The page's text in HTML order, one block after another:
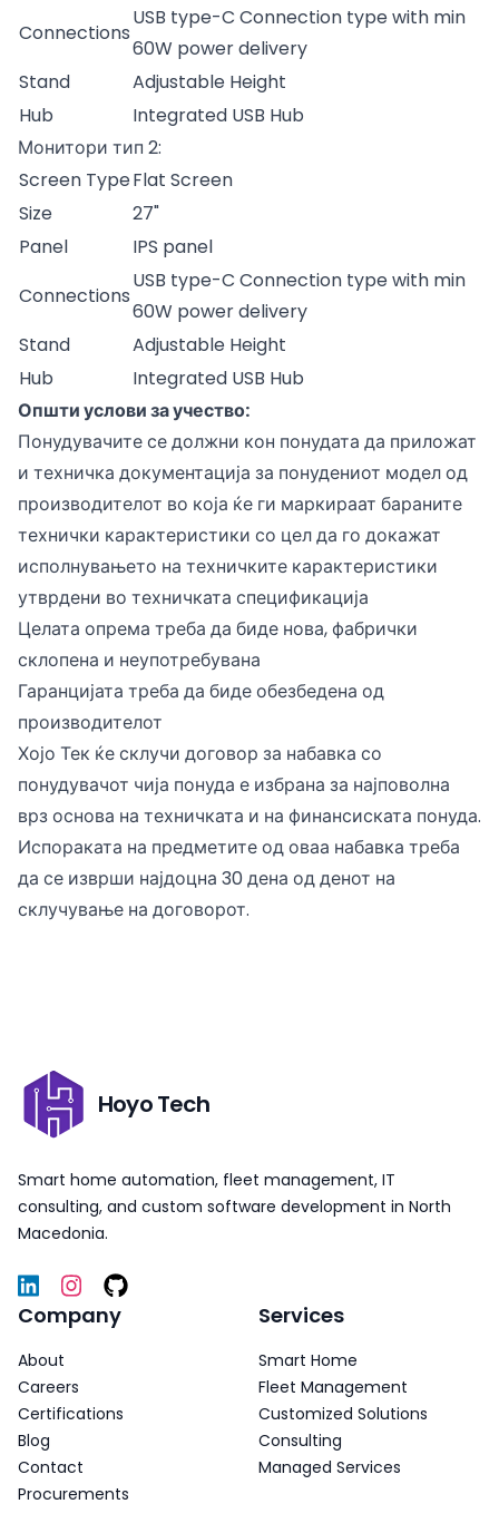
Connections
USB type-C Connection type with min
60W power delivery
Stand
Adjustable Height
Hub
Integrated USB Hub
Монитори тип 2:
Screen TypeFlat Screen
Size
27"
Panel
IPS panel
Connections
USB type-C Connection type with min
60W power delivery
Stand
Adjustable Height
Hub
Integrated USB Hub
Општи услови за учество:
Понудувачите се должни кон понудата да приложат
и техничка документација за понудениот модел од
производителот во која ќе ги маркираат бараните
технички карактеристики со цел да го докажат
исполнувањето на техничките карактеристики
утврдени во техничката спецификација
Целата опрема треба да биде нова, фабрички
склопена и неупотребувана
Гаранцијата треба да биде обезбедена од
производителот
Хојо Тек ќе склучи договор за набавка со
понудувачот чија понуда е избрана за најповолна
врз основа на техничката и на финансиската понуда.
Испораката на предметите од оваа набавка треба
да се изврши најдоцна 30 дена од денот на
склучување на договорот.
Hoyo Tech
Smart home automation, fleet management, IT
consulting, and custom software development in North
Macedonia.
Company
About
Careers
Certifications
Blog
Contact
Procurements
Services
Smart Home
Fleet Management
Customized Solutions
Consulting
Managed Services